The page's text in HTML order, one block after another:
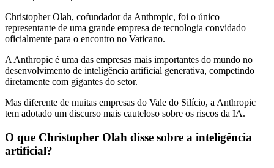
Christopher Olah, cofundador da Anthropic, foi o único
representante de uma grande empresa de tecnologia convidado
oficialmente para o encontro no Vaticano.
A Anthropic é uma das empresas mais importantes do mundo no
desenvolvimento de inteligência artificial generativa, competindo
diretamente com gigantes do setor.
Mas diferente de muitas empresas do Vale do Silício, a Anthropic
tem adotado um discurso mais cauteloso sobre os riscos da IA.
O que Christopher Olah disse sobre a inteligência
artificial?